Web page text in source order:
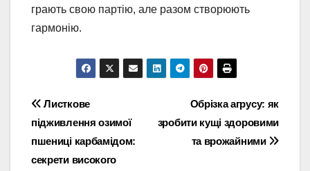
грають свою партію, але разом створюють
гармонію.
Навігація
записів
Обрізка агрусу: як
зробити кущі здоровими
та врожайними
Листкове
підживлення озимої
пшениці карбамідом:
секрети високого